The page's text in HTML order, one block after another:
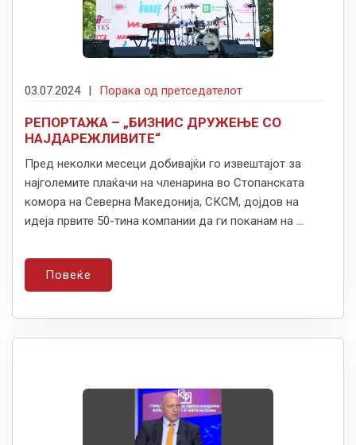
03.07.2024 | Порака од претседателот
РЕПОРТАЖА – „БИЗНИС ДРУЖЕЊЕ СО
НАЈДАРЕЖЛИВИТЕ“
Пред неколки месеци добивајќи го извештајот за
најголемите плаќачи на членарина во Стопанската
комора на Северна Македонија, СКСМ, дојдов на
идеја првите 50-тина компании да ги поканам на ...
Повеќе